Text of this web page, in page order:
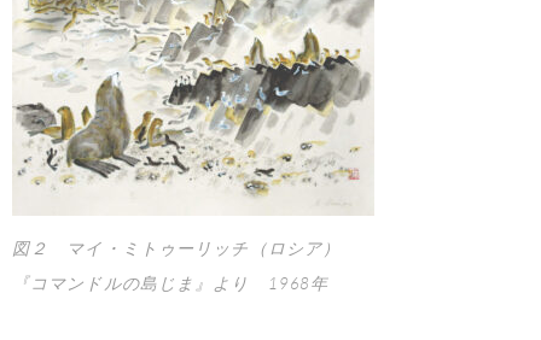
図２ マイ・ミトゥーリッチ（ロシア）
『コマンドルの島じま』より 1968年